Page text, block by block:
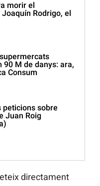
morir el
Rodrigo, el
90 M de danys: ara,
Consum
peticions sobre
Juan Roig
directament